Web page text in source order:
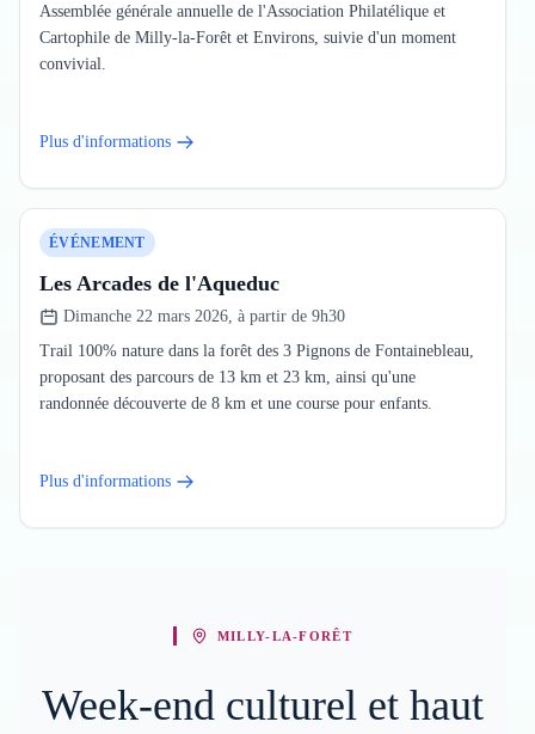
Assemblée générale annuelle de l'Association Philatélique et
Cartophile de Milly-la-Forêt et Environs, suivie d'un moment
convivial.
Plus d'informations
ÉVÉNEMENT
Les Arcades de l'Aqueduc
Dimanche 22 mars 2026, à partir de 9h30
Trail 100% nature dans la forêt des 3 Pignons de Fontainebleau,
proposant des parcours de 13 km et 23 km, ainsi qu'une
randonnée découverte de 8 km et une course pour enfants.
Plus d'informations
MILLY-LA-FORÊT
Week-end culturel et haut